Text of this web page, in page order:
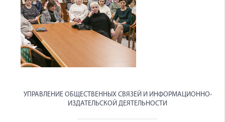
УПРАВЛЕНИЕ ОБЩЕСТВЕННЫХ СВЯЗЕЙ И ИНФОРМАЦИОННО-
ИЗДАТЕЛЬСКОЙ ДЕЯТЕЛЬНОСТИ